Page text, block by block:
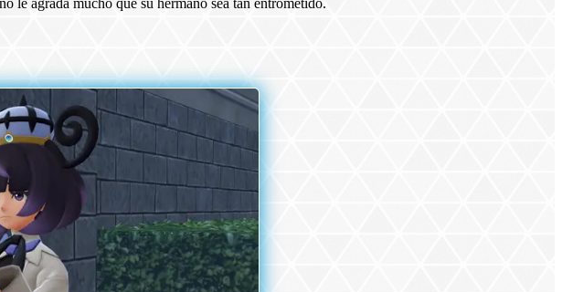
le agrada mucho que su hermano sea tan entrometido.